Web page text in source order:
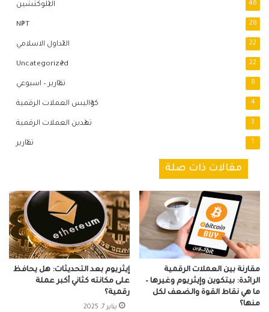
البلوكتشين 46
NFT 28
التداول الاسلامي 22
Uncategorized 22
تقارير – اسبوعي 8
كواليس العملات الرقمية 4
تعدين العملات الرقمية 3
تقارير 1
مقالات ذات صلة
إيثريوم بعد التحديثات: هل يحافظ
على مكانته كثاني أكبر عملة
رقمية؟
يناير 7, 2025
مقارنة بين العملات الرقمية
الرائدة: بيتكوين وإيثريوم وغيرها –
ما هي نقاط القوة والضعف لكل
منها؟